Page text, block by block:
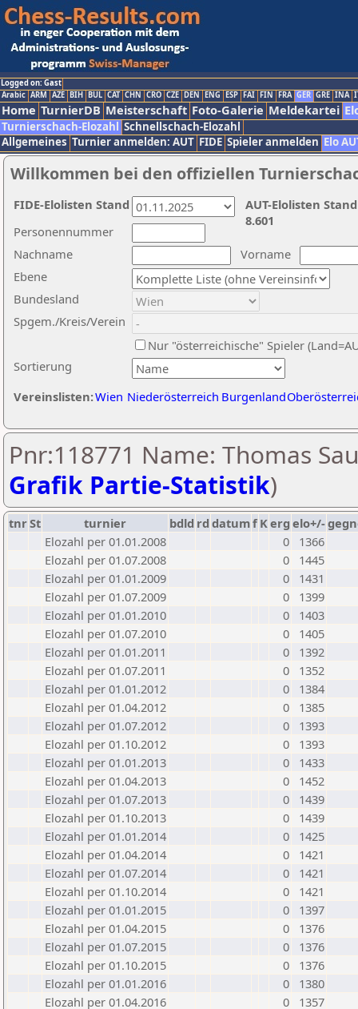
Logged on: Gast
Arabic ARM AZE BIH BUL CAT CHN CRO CZE DEN ENG ESP FAI FIN FRA GER GRE INA
Home TurnierDB Meisterschaft Foto-Galerie Meldekartei
Turnierschach-Elozahl Schnellschach-Elozahl
Allgemeines Turnier anmelden: AUT FIDE Spieler anmelden Elo
Willkommen bei den offiziellen
Nachname
Vorname
Ebene
Sortierung
Personennummer
Bundesland
Spgem./Kreis/Verein
Nur "österreichische" Spieler
Vereinslisten:Wien Niederösterreich Burgenland
AUT-Elolisten
8.601
FIDE-Elolisten Stand
Pnr:118771 Name: Thomas
Grafik Partie-Statistik)
tnrSt turnier bdld rd datumf Kerg elo+/-
Elozahl per 01.01.2008
0
1366
Elozahl per 01.07.2008
0
1445
Elozahl per 01.01.2009
0
1431
Elozahl per 01.07.2009
0
1399
Elozahl per 01.01.2010
0
1403
Elozahl per 01.07.2010
0
1405
Elozahl per 01.01.2011
0
1392
Elozahl per 01.07.2011
0
1352
Elozahl per 01.01.2012
0
1384
Elozahl per 01.04.2012
0
1385
Elozahl per 01.07.2012
0
1393
Elozahl per 01.10.2012
0
1393
Elozahl per 01.01.2013
0
1433
Elozahl per 01.04.2013
0
1452
Elozahl per 01.07.2013
0
1439
Elozahl per 01.10.2013
0
1439
Elozahl per 01.01.2014
0
1425
Elozahl per 01.04.2014
0
1421
Elozahl per 01.07.2014
0
1421
Elozahl per 01.10.2014
0
1421
Elozahl per 01.01.2015
0
1397
Elozahl per 01.04.2015
0
1376
Elozahl per 01.07.2015
0
1376
Elozahl per 01.10.2015
0
1376
Elozahl per 01.01.2016
0
1380
Elozahl per 01.04.2016
0
1357